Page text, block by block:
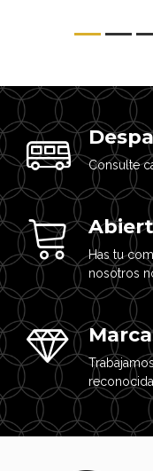
Consulte
Has tu
nosotros